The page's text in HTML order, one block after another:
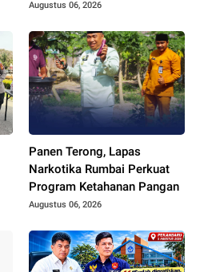
Gratis untuk Warga Binaan
Augustus 06, 2026
Panen Terong, Lapas
Narkotika Rumbai Perkuat
Program Ketahanan Pangan
Augustus 06, 2026